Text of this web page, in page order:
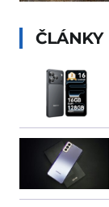
ČLÁNKY